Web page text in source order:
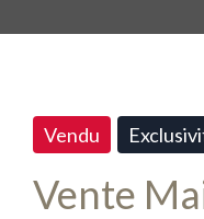
Vendu
Vente